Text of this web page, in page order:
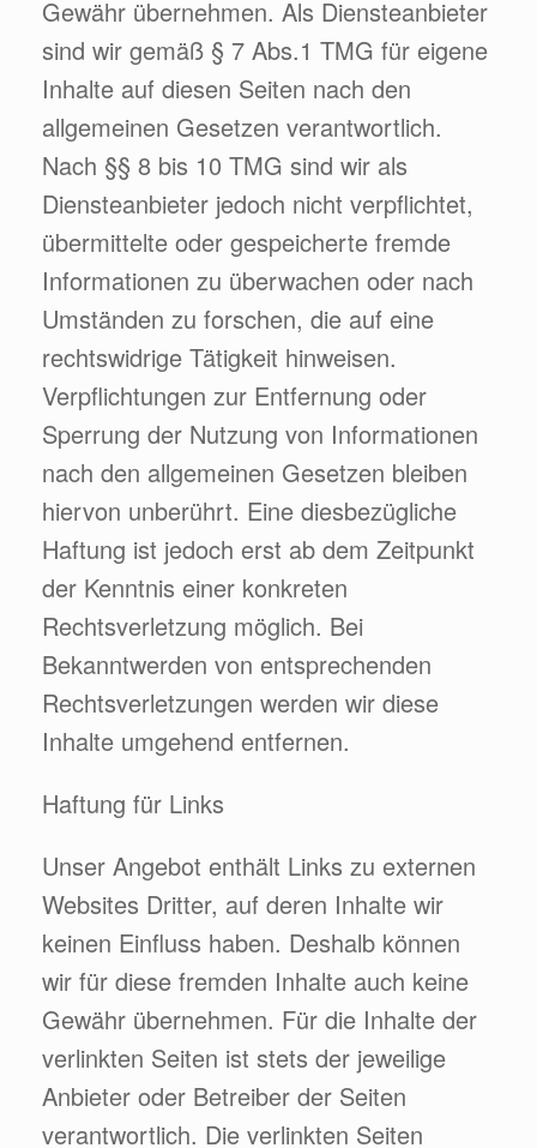
Gewähr übernehmen. Als Diensteanbieter
sind wir gemäß § 7 Abs.1 TMG für eigene
Inhalte auf diesen Seiten nach den
allgemeinen Gesetzen verantwortlich.
Nach §§ 8 bis 10 TMG sind wir als
Diensteanbieter jedoch nicht verpflichtet,
übermittelte oder gespeicherte fremde
Informationen zu überwachen oder nach
Umständen zu forschen, die auf eine
rechtswidrige Tätigkeit hinweisen.
Verpflichtungen zur Entfernung oder
Sperrung der Nutzung von Informationen
nach den allgemeinen Gesetzen bleiben
hiervon unberührt. Eine diesbezügliche
Haftung ist jedoch erst ab dem Zeitpunkt
der Kenntnis einer konkreten
Rechtsverletzung möglich. Bei
Bekanntwerden von entsprechenden
Rechtsverletzungen werden wir diese
Inhalte umgehend entfernen.
Haftung für Links
Unser Angebot enthält Links zu externen
Websites Dritter, auf deren Inhalte wir
keinen Einfluss haben. Deshalb können
wir für diese fremden Inhalte auch keine
Gewähr übernehmen. Für die Inhalte der
verlinkten Seiten ist stets der jeweilige
Anbieter oder Betreiber der Seiten
verantwortlich. Die verlinkten Seiten